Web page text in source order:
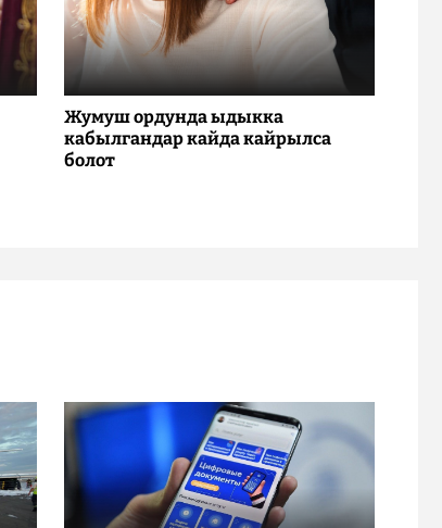
Жумуш ордунда ыдыкка
кабылгандар кайда кайрылса
болот